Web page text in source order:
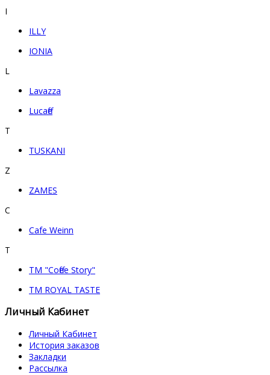
I
ILLY
IONIA
L
Lavazza
Lucaffe
T
TUSKANI
Z
ZAMES
С
Сafe Weinn
Т
ТМ "Coffee Story"
ТМ ROYAL TASTE
Личный Кабинет
Личный Кабинет
История заказов
Закладки
Рассылка